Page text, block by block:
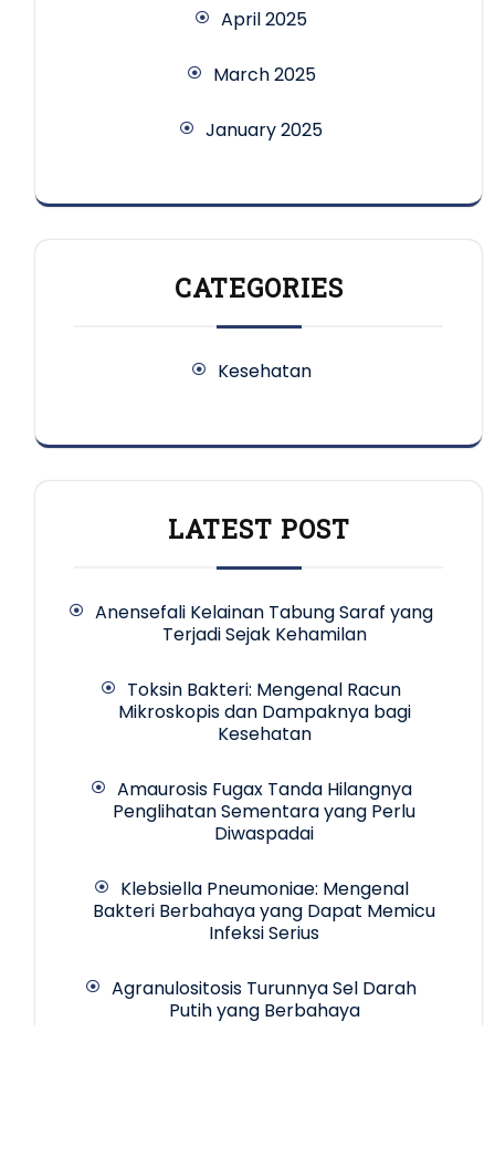
April 2025
March 2025
January 2025
CATEGORIES
Kesehatan
LATEST POST
Anensefali Kelainan Tabung Saraf yang
Terjadi Sejak Kehamilan
Toksin Bakteri: Mengenal Racun
Mikroskopis dan Dampaknya bagi
Kesehatan
Amaurosis Fugax Tanda Hilangnya
Penglihatan Sementara yang Perlu
Diwaspadai
Klebsiella Pneumoniae: Mengenal
Bakteri Berbahaya yang Dapat Memicu
Infeksi Serius
Agranulositosis Turunnya Sel Darah
Putih yang Berbahaya